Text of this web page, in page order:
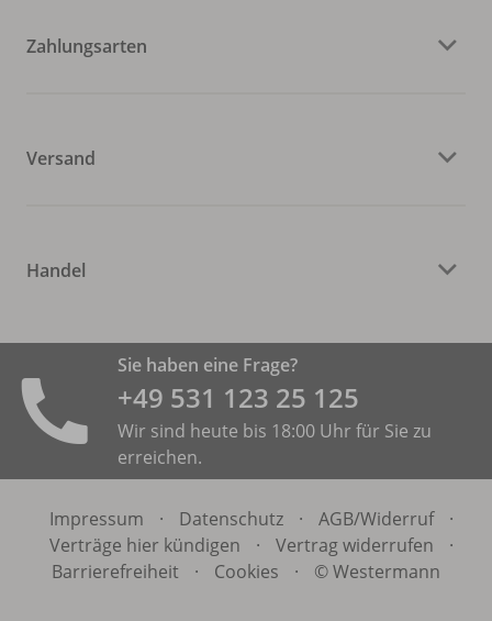
Zahlungsarten
Versand
Handel
Sie haben eine Frage?
+49 531 ­123 25 125
Wir sind heute bis 18:00 Uhr für Sie zu
erreichen.
Impressum · Datenschutz · AGB/Widerruf
·
Verträge hier kündigen
· Vertrag widerrufen
·
Barrierefreiheit
· Cookies · © Westermann